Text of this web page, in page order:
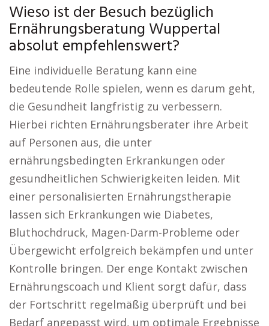
Wieso ist der Besuch bezüglich
Ernährungsberatung Wuppertal
absolut empfehlenswert?
Eine individuelle Beratung kann eine
bedeutende Rolle spielen, wenn es darum geht,
die Gesundheit langfristig zu verbessern.
Hierbei richten Ernährungsberater ihre Arbeit
auf Personen aus, die unter
ernährungsbedingten Erkrankungen oder
gesundheitlichen Schwierigkeiten leiden. Mit
einer personalisierten Ernährungstherapie
lassen sich Erkrankungen wie Diabetes,
Bluthochdruck, Magen-Darm-Probleme oder
Übergewicht erfolgreich bekämpfen und unter
Kontrolle bringen. Der enge Kontakt zwischen
Ernährungscoach und Klient sorgt dafür, dass
der Fortschritt regelmäßig überprüft und bei
Bedarf angepasst wird, um optimale Ergebnisse